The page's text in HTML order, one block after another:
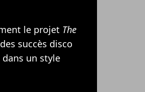
le projet The
succès disco
un style